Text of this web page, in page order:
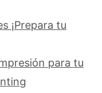
¡Prepara tu
para tu